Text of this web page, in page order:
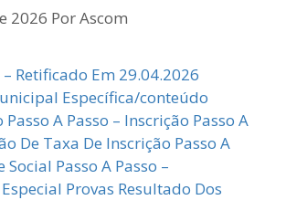
2026 PorAscom
Retificado Em 29.04.2026
Específica/conteúdo
A Passo – Inscrição Passo A
De Taxa De Inscrição Passo A
Social Passo A Passo –
Provas Resultado Dos